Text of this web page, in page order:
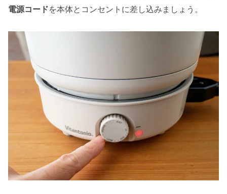
電源コードを本体とコンセントに差し込みましょう。